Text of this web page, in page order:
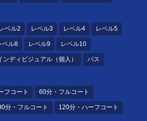
ベル2 レベル3 レベル4 レベル5
ベル8 レベル9 レベル10
ンディビジュアル（個人） パス
フコート 60分・フルコート
分・フルコート 120分・ハーフコート